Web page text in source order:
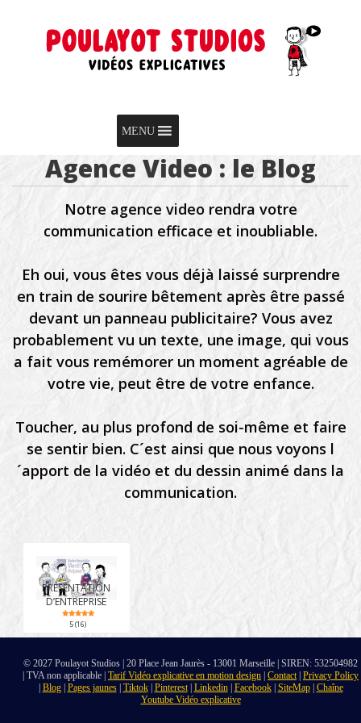
Menu
Skip to content
MENU
Agence Video : le Blog
Notre agence video rendra votre
communication efficace et inoubliable.
Eh oui, vous êtes vous déjà laissé surprendre
en train de sourire bêtement après être passé
devant un panneau publicitaire? Vous avez
probablement vu un texte, une image, qui vous
a fait vous remémorer un moment agréable de
votre vie, peut être de votre enfance.
Toucher, au plus profond de soi-même et faire
se sentir bien. C´est ainsi que nous voyons l
´apport de la vidéo et du dessin animé dans la
communication.
PRÉSENTATION
D’ENTREPRISE
5 (16)
© 2027 Poulayot Studios | 20 Place Jean Jaurès - 13001 Marseille | SIREN: 532504982
| TVA non applicable | Tarif Vidéo explicative en motion design Contact| Privacy Policy
Blog| Pages jaunes| Tiktok| Pinterest| Linkedin| Facebook| SiteMap| Chaîne
Youtube Vidéo explicative